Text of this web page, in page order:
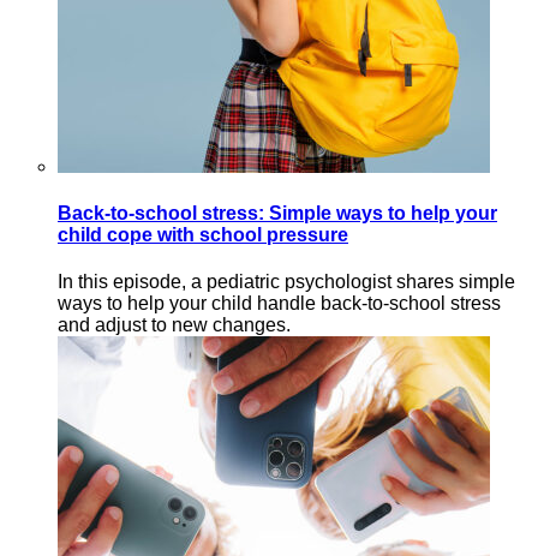
Back-to-school stress: Simple ways to help your
child cope with school pressure
In this episode, a pediatric psychologist shares simple
ways to help your child handle back-to-school stress
and adjust to new changes.